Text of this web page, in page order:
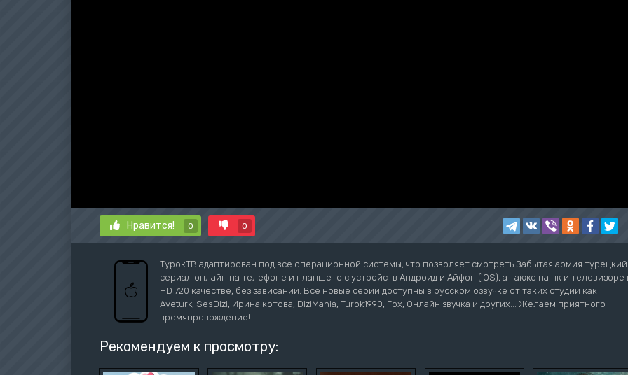
Нравится! 0 0
ТурокТВ адаптирован под все операционной системы, что позволяет смотреть Забытая армия турецкий
сериал онлайн на телефоне и планшете с устройств Андроид и Айфон (iOS), а также на пк и телевизоре
HD 720 качестве, без зависаний. Все новые серии доступны в русском озвучке от таких студий как
Aveturk, SesDizi, Ирина котова, DiziMania, Turok1990, Fox, Онлайн звучка и других... Желаем приятного
времяпровождение!
Рекомендуем к просмотру: